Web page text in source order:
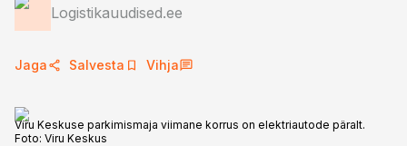
Logistikauudised.ee
Jaga Salvesta Vihja
Viru Keskuse parkimismaja viimane korrus on elektriautode päralt.
Foto: Viru Keskus